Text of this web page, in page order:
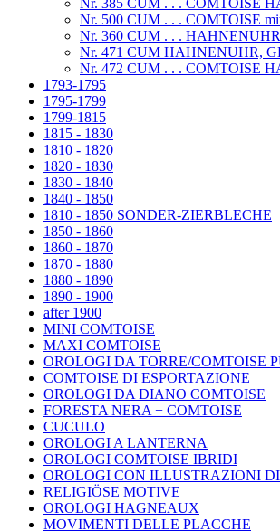
Nr. 500 CUM . . . COMTOISE
Nr. 360 CUM . . .
Nr. 471 CUM HAHNENUHR,
Nr. 472 CUM . . . COMTOISE
1793-1795
1795-1799
1799-1815
1815 - 1830
1810 - 1820
1820 - 1830
1830 - 1840
1840 - 1850
1810 - 1850 SONDER-ZIERBLECHE
1850 - 1860
1860 - 1870
1870 - 1880
1880 - 1890
1890 - 1900
after 1900
MINI COMTOISE
MAXI COMTOISE
OROLOGI DA TORRE/COMTOISE
COMTOISE DI ESPORTAZIONE
OROLOGI DA DIANO COMTOISE
FORESTA NERA + COMTOISE
CUCULO
OROLOGI A LANTERNA
OROLOGI COMTOISE IBRIDI
OROLOGI CON ILLUSTRAZIONI
RELIGIÖSE MOTIVE
OROLOGI HAGNEAUX
MOVIMENTI DELLE PLACCHE